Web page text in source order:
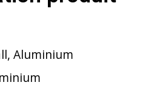
Aluminium